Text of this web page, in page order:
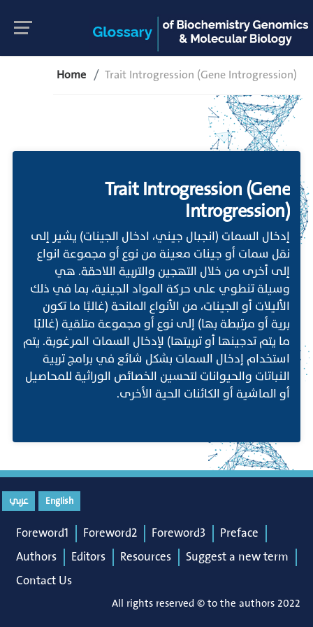
Home Trait Introgression (Gene Introgression)
Trait Introgression (Gene
Introgression)
إدخال السمات (انجبال جيني، ادخال الجينات) يشير إلى
نقل سمات أو جينات معينة من نوع أو مجموعة انواع
إلى أخرى من خلال التهجين والتربية اللاحقة. هي
وسيلة تنطوي على حركة المواد الجينية، بما في ذلك
الأليلات أو الجينات، من الأنواع المانحة (غالبًا ما تكون
برية أو مرتبطة بها) إلى نوع أو مجموعة متلقية (غالبًا
ما يتم تدجينها أو تربيتها) لإدخال السمات المرغوبة. يتم
استخدام إدخال السمات بشكل شائع في برامج تربية
النباتات والحيوانات لتحسين الخصائص الوراثية للمحاصيل
أو الماشية أو الكائنات الحية الأخرى.
English عربي
Foreword1 Foreword2 Foreword3
Preface
Authors
Editors Resources
Suggest a new term
Contact Us
All rights reserved © to the authors 2022